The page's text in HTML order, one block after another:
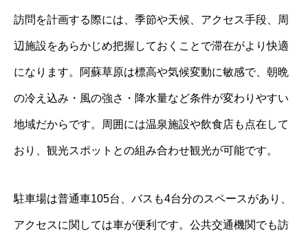
訪問を計画する際には、季節や天候、アクセス手段、周
辺施設をあらかじめ把握しておくことで滞在がより快適
になります。阿蘇草原は標高や気候変動に敏感で、朝晩
の冷え込み・風の強さ・降水量など条件が変わりやすい
地域だからです。周囲には温泉施設や飲食店も点在して
おり、観光スポットとの組み合わせ観光が可能です。
駐車場は普通車105台、バスも4台分のスペースがあり、
アクセスに関しては車が便利です。公共交通機関でも訪